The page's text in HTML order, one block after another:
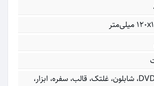
اقلام همراه: DVD، شابلون، غلتک، قالب، سفره، ابزار،